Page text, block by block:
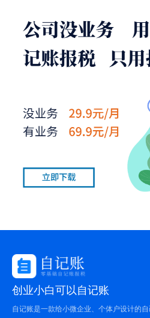
创业小白可以自记账
自记账是一款给小微企业、个体户设计的